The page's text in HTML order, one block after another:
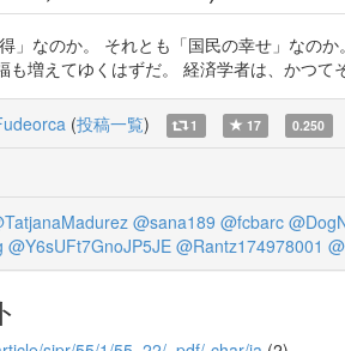
」なのか。 それとも「国民の幸せ」なの
も増えてゆくはずだ。 経済学者は、かつ
(投稿一覧) 1 17 0.250
@sana189 @fcbarc
@Y6sUFt7GnoJP5JE @Rantz174978001